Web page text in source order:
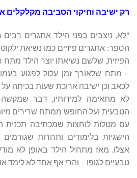
רק ישיבה וחיקוי הסביבה מקלקלים
"לא, ניצבים בפני הילד אתגרים רבים
הספר: אתגרים פיזיים כמו נשיאת
הפיזית, שלשם נשיאתו יוצר הילד מתח
– מתח שלאורך זמן עלול לפגוע
לכאב וכן ישיבה ארוכת שעות בכיתה
לא מתאימה למידותיו, דבר שמקשה
הטבעית ועל החופש ממתח שרירים
עם מטלות לוחצות שמכתיבה תכנית
הישגיות בלימודים ותחרות
אצלו. מאז מתחיל הילד באופן לא
טבעיים לגופו – והרי אף אחד לא לימד